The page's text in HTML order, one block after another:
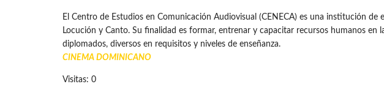
El Centro de Estudios en Comunicación Audiovisual (CENECA) es una institución
Locución y Canto. Su finalidad es formar, entrenar y capacitar recursos humanos
diplomados, diversos en requisitos y niveles de enseñanza.
CINEMA DOMINICANO
Visitas: 0